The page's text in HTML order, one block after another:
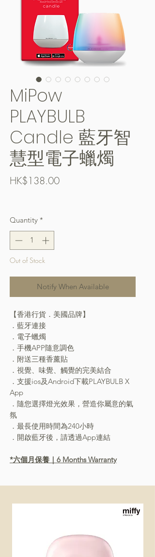
MiPow
PLAYBULB
Candle 藍牙智
慧型電子蠟燭
HK$138.00Price
Quantity *
Out of Stock
Notify When Available
【香港行貨．美國品牌】
．藍牙連接
．電子蠟燭
．手機APP隨意調色
．附送三種香薰貼
．視覺、味覺、觸覺的完美結合
．支援ios及Android下載PLAYBULB X
App
．隨您選擇燈光效果，營造你屬意的氣
氛
．最長使用時間為240小時
．開啟藍牙後，請透過App連結
*六個月保養｜6 Months Warranty